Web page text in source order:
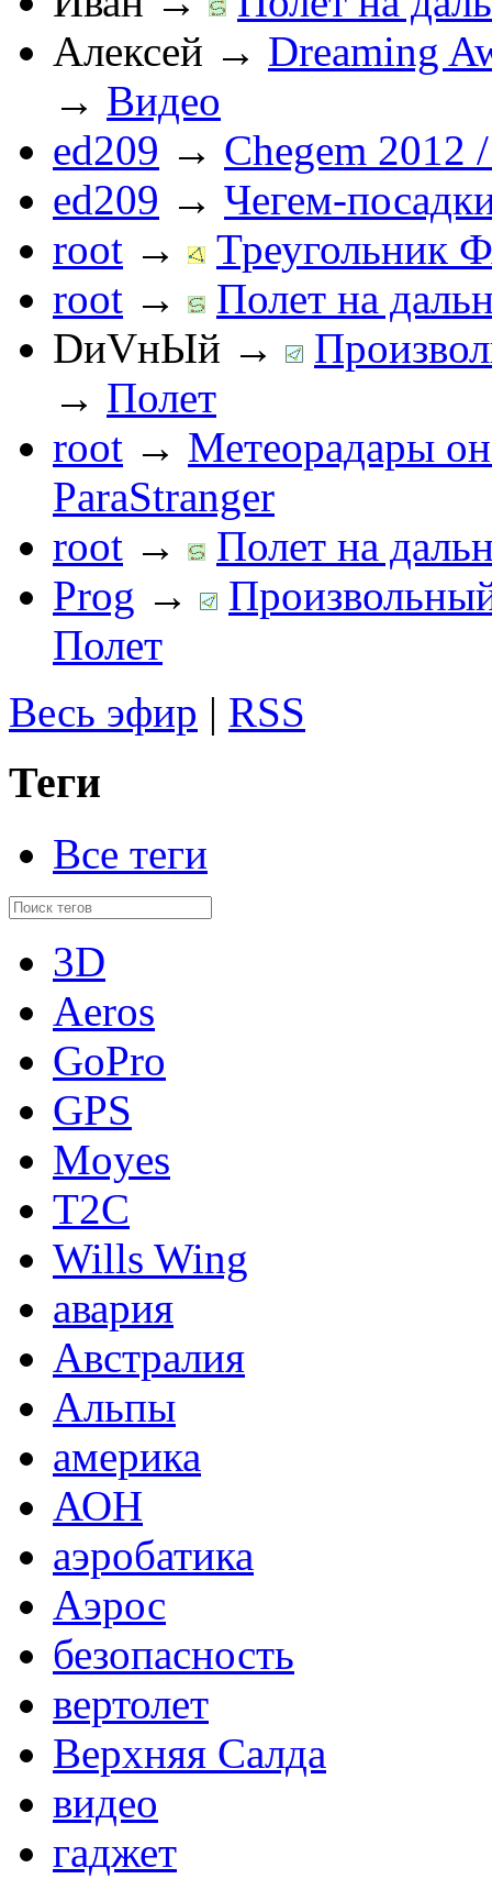
Алексей → Dreaming
→ Видео
ed209 → Chegem 2012
ed209 → Чегем-
root →
Треугольник
root →
Полет на
DиVнЫй →
→ Полет
root → Метеорадары
ParaStranger
root →
Полет на
Prog →
Полет
Весь эфир | RSS
Теги
Все теги
3D
Aeros
GoPro
GPS
Moyes
T2C
Wills Wing
авария
Австралия
Альпы
америка
АОН
аэробатика
Аэрос
безопасность
вертолет
Верхняя Салда
видео
гаджет